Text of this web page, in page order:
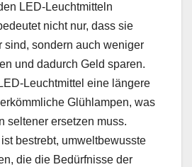
LED-Leuchtmitteln
nicht nur, dass sie
sind, sondern auch weniger
und dadurch Geld sparen.
Leuchtmittel eine längere
Glühlampen, was
seltener ersetzen muss.
bestrebt, umweltbewusste
die die Bedürfnisse der